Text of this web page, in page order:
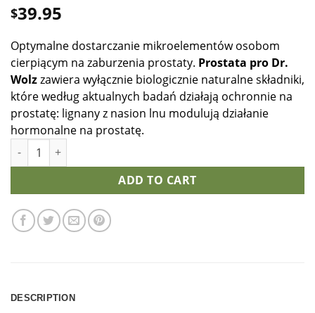
$39.95
Optymalne dostarczanie mikroelementów osobom
cierpiącym na zaburzenia prostaty. Prostata pro Dr.
Wolzzawiera wyłącznie biologicznie naturalne składniki,
które według aktualnych badań działają ochronnie na
prostatę: lignany z nasion lnu modulują działanie
hormonalne na prostatę.
Prostata Pro quantity
ADD TO CART
DESCRIPTION